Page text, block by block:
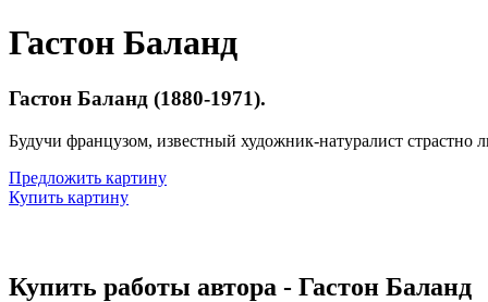
Гастон Баланд
Гастон Баланд (1880-1971).
Будучи французом, известный художник-натуралист
Предложить картину
Купить картину
Купить работы автора - Гастон Баланд